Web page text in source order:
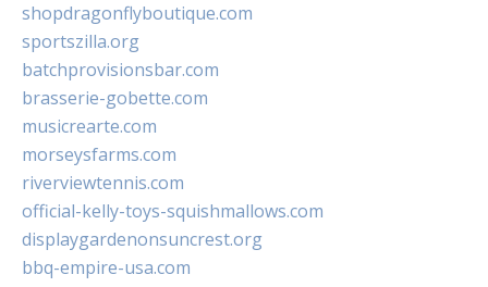
shopdragonflyboutique.com
sportszilla.org
batchprovisionsbar.com
brasserie-gobette.com
musicrearte.com
morseysfarms.com
riverviewtennis.com
official-kelly-toys-squishmallows.com
displaygardenonsuncrest.org
bbq-empire-usa.com